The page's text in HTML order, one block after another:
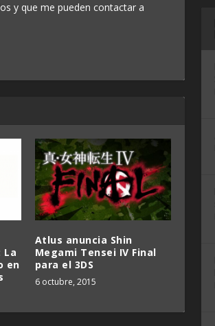
y que me pueden contactar a
La
en
Atlus anuncia Shin
Megami Tensei IV Final
para el 3DS
6 octubre, 2015